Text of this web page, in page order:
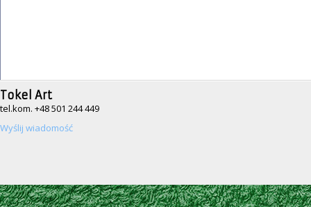
Tokel Art
tel.kom. +48 501 244 449
Wyślij wiadomość